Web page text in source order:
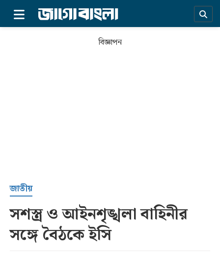
সর্বশেষ
বিজ্ঞাপন
জাতীয়
সশস্ত্র ও আইনশৃঙ্খলা বাহিনীর
সঙ্গে বৈঠকে ইসি